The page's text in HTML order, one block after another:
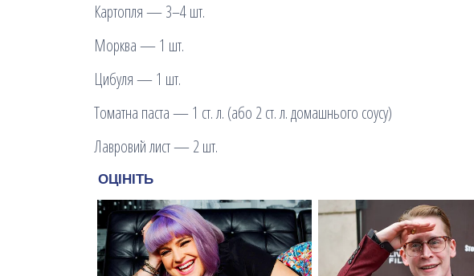
Картопля — 3–4 шт.
Морква — 1 шт.
Цибуля — 1 шт.
Томатна паста — 1 ст. л. (або 2 ст. л. домашнього соусу)
Лавровий лист — 2 шт.